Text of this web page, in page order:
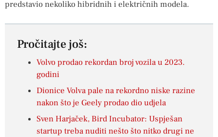
predstavio nekoliko hibridnih i električnih modela.
Pročitajte još:
Volvo prodao rekordan broj vozila u 2023.
godini
Dionice Volva pale na rekordno niske razine
nakon što je Geely prodao dio udjela
Sven Harjaček, Bird Incubator: Uspješan
startup treba nuditi nešto što nitko drugi ne